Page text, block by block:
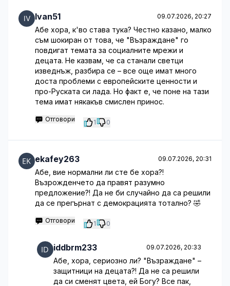
Ivan51 09.07.2026, 20:27
Абе хора, к'во става тука? Честно казано, малко
съм шокиран от това, че "Възраждане" го
повдигат темата за социалните мрежи и
децата. Не казвам, че са станали светци
изведнъж, разбира се – все още имат много
доста проблеми с европейските ценности и
про-Руската си лада. Но факт е, че поне на тази
тема имат някакъв смислен принос.
Отговори 1 0
ekafey263 09.07.2026, 20:31
Абе, вие нормални ли сте бе хора?!
Възрожденчето да правят разумно
предложение?! Да не би случайно да са решили
да се прегърнат с демокрацията тотално? 🤣
Отговори 1 0
iddbrm233 09.07.2026, 20:33
Абе, хора, сериозно ли? "Възраждане" –
защитници на децата?! Да не са решили
да си сменят цвета, ей Богу? Все пак,